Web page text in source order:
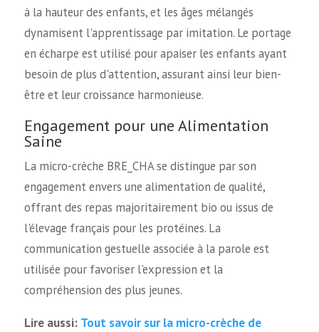
à la hauteur des enfants, et les âges mélangés
dynamisent l'apprentissage par imitation. Le portage
en écharpe est utilisé pour apaiser les enfants ayant
besoin de plus d'attention, assurant ainsi leur bien-
être et leur croissance harmonieuse.
Engagement pour une Alimentation
Saine
La micro-crèche BRE_CHA se distingue par son
engagement envers une alimentation de qualité,
offrant des repas majoritairement bio ou issus de
l'élevage français pour les protéines. La
communication gestuelle associée à la parole est
utilisée pour favoriser l'expression et la
compréhension des plus jeunes.
Lire aussi: Tout savoir sur la micro-crèche de